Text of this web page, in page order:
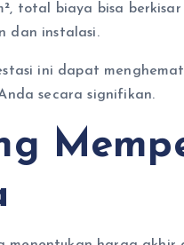
total biaya bisa
dan instalasi.
ini dapat
secara signifikan.